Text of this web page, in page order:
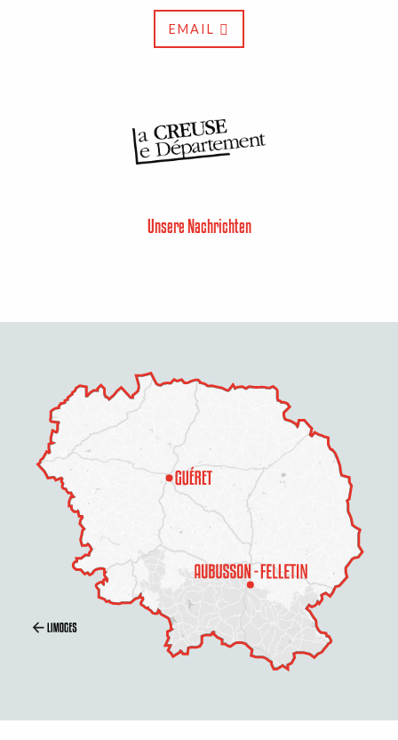
EMAIL
Unsere Nachrichten